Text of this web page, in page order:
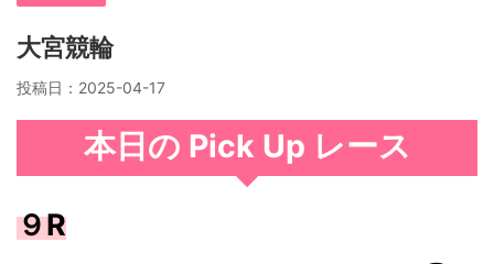
大宮競輪
投稿日： 2025-04-17
本日の Pick Up レース
９R